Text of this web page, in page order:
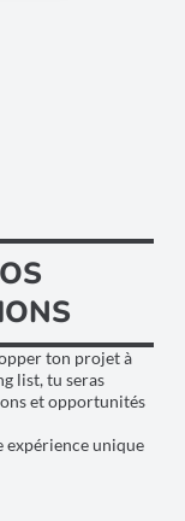
ton projet à
list, tu seras
et opportunités
expérience unique